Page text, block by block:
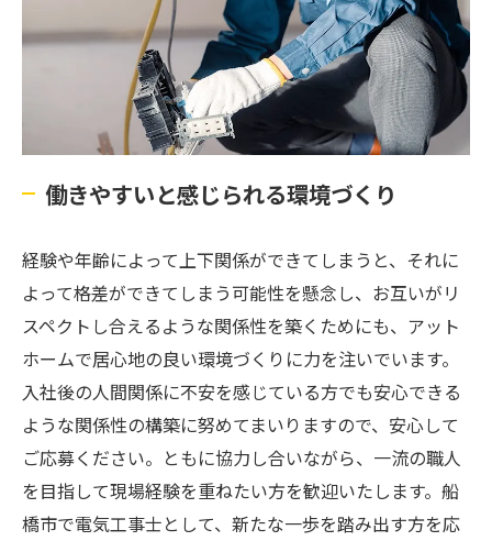
働きやすいと感じられる環境づくり
経験や年齢によって上下関係ができてしまうと、それに
よって格差ができてしまう可能性を懸念し、お互いがリ
スペクトし合えるような関係性を築くためにも、アット
ホームで居心地の良い環境づくりに力を注いでいます。
入社後の人間関係に不安を感じている方でも安心できる
ような関係性の構築に努めてまいりますので、安心して
ご応募ください。ともに協力し合いながら、一流の職人
を目指して現場経験を重ねたい方を歓迎いたします。船
橋市で電気工事士として、新たな一歩を踏み出す方を応